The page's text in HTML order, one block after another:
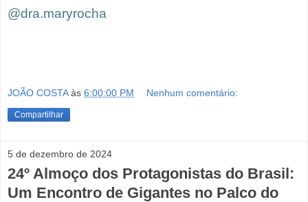
@dra.maryrocha
JOÃO COSTAàs 6:00:00 PM Nenhum comentário:
Compartilhar
5 de dezembro de 2024
24º Almoço dos Protagonistas do Brasil:
Um Encontro de Gigantes no Palco do